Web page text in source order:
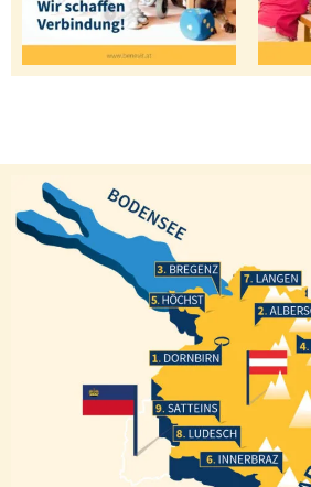
Dornbirn
Bregenz
Langen
Ludesch
Innerbraz
Alberschwende
Höchst